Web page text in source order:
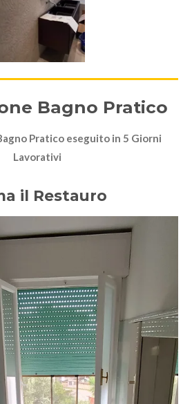
Bagno Pratico
Pratico eseguito in 5 Giorni
Lavorativi
il Restauro